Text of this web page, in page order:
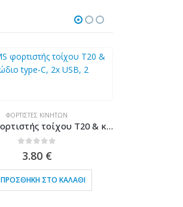
ΦΟΡΤΙΣΤΈΣ ΚΙΝΗΤΏΝ
USAMS φορτιστής τοίχου T20 & καλώδιο type-C, 2x USB, 2.1A, λευκός
3.80 €
ΠΡΟΣΘΉΚΗ ΣΤΟ ΚΑΛΆΘΙ